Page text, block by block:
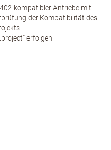
kompatibler Antriebe mit
der Kompatibilität des
erfolgen